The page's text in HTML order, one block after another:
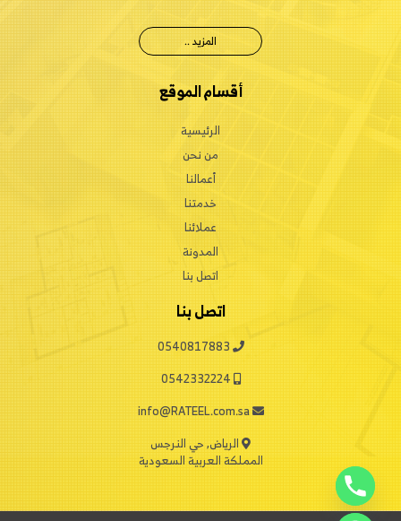
المزيد ..
أقسام الموقع
الرئيسية
من نحن
أعمالنا
خدمتنا
عملائنا
المدونة
اتصل بنا
اتصل بنا
info@RATEEL.com.sa
الرياض, حي النرجس
المملكة العربية السعودية